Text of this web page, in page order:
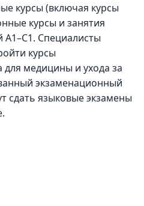
курсы (включая курсы
курсы и занятия
Специалисты
курсы
медицины и ухода за
экзаменационный
сдать языковые экзамены